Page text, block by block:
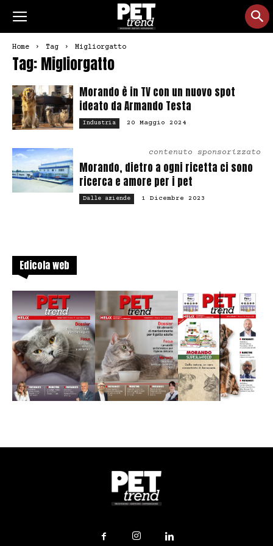
Home Tag Migliorgatto
Tag: Migliorgatto
Morando è in TV con un nuovo spot
ideato da Armando Testa
Industria 20 Maggio 2024
contenuto sponsorizzato
Morando, dietro a ogni ricetta ci sono
ricerca e amore per i pet
Dalle aziende 1 Dicembre 2023
Edicola web